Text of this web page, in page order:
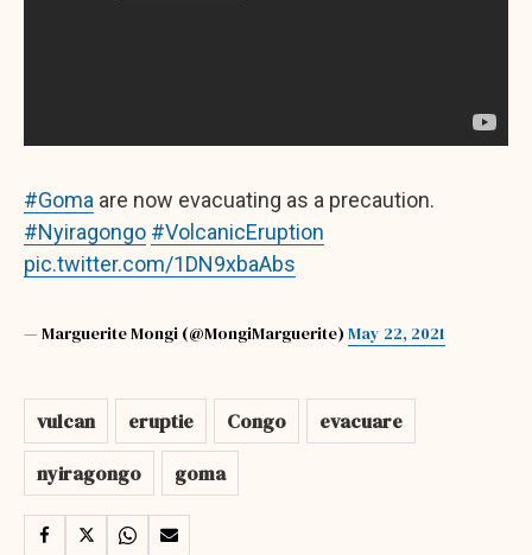
#Goma are now evacuating as a precaution.
#Nyiragongo #VolcanicEruption
pic.twitter.com/1DN9xbaAbs
— Marguerite Mongi (@MongiMarguerite)May 22, 2021
vulcan eruptie Congo
evacuare
nyiragongo
goma